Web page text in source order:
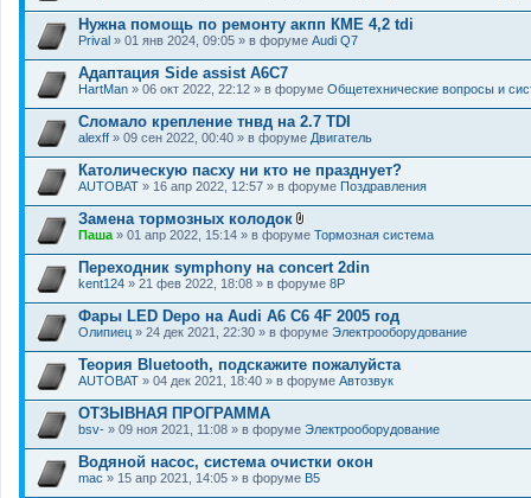
Нужна помощь по ремонту акпп КМЕ 4,2 tdi
Prival » 01 янв 2024, 09:05 » в форуме Audi Q7
Адаптация Side assist A6C7
HartMan » 06 окт 2022, 22:12 » в форуме Общетехнические вопросы и
Сломало крепление тнвд на 2.7 TDI
alexff » 09 сен 2022, 00:40 » в форуме Двигатель
Католическую пасху ни кто не празднует?
AUTOBAT » 16 апр 2022, 12:57 » в форуме Поздравления
Замена тормозных колодок
В
о
ж
е
н
и
я
Паша » 01 апр 2022, 15:14 » в форуме Тормозная система
Переходник symphony на concert 2din
kent124 » 21 фев 2022, 18:08 » в форуме 8P
Фары LED Depo на Audi A6 C6 4F 2005 год
Олипиец » 24 дек 2021, 22:30 » в форуме Электрооборудование
Теория Bluetooth, подскажите пожалуйста
AUTOBAT » 04 дек 2021, 18:40 » в форуме Автозвук
ОТЗЫВНАЯ ПРОГРАММА
bsv- » 09 ноя 2021, 11:08 » в форуме Электрооборудование
Водяной насос, система очистки окон
mac » 15 апр 2021, 14:05 » в форуме B5